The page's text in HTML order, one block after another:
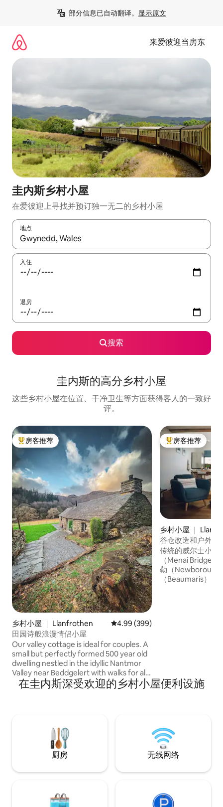
部分信息已自动翻译。 显示原文
来爱彼迎当房东
圭内斯乡村小屋
在爱彼迎上寻找并预订独一无二的乡村小屋
地点
如有搜索结果，请使用上下方向键查看，或通过点击或滑动手势
入住
退房
搜索
圭内斯的高分乡村小屋
这些乡村小屋在位置、干净卫生等方面获得客人的一致好
评。
热门「房客推荐」
房客推荐
乡村小屋 ｜ Llanfrothen 平均评分 4.99 分（满分 5 分），
4.99 (399)
田园诗般浪漫情侣小屋
Our valley cottage is ideal for couples. A
small but perfectly formed 500 year old
dwelling nestled in the idyllic Nantmor
Valley near Beddgelert with walks for all
abilities directly from the front door We
have gorgeous views to sit & gaze out
relaxing and enjoying the peace and
tranquility together
热门「房客推荐」
房客推荐
乡村小屋 ｜
谷仓改造和户外桑
传统的威尔士小屋
（Menai Bridge
勒（Newborough
（Beaumaris）仅
在圭内斯深受欢迎的乡村小屋便利设施
厨房 无线网络